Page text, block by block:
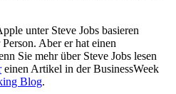
unter Steve Jobs basieren
Aber er hat einen
Sie mehr über Steve Jobs lesen
einen Artikel in der BusinessWeek
Blog.